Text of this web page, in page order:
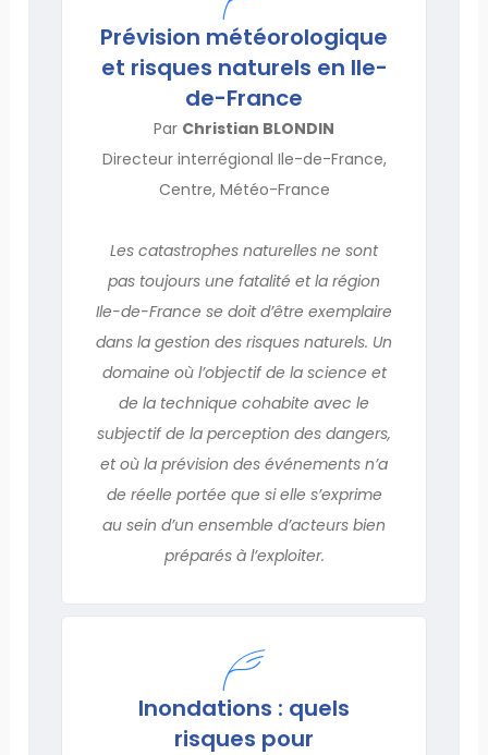
Prévision météorologique
et risques naturels en Ile-
de-France
Par Christian BLONDIN
Directeur interrégional Ile-de-France,
Centre, Météo-France
Les catastrophes naturelles ne sont
pas toujours une fatalité et la région
Ile-de-France se doit d’être exemplaire
dans la gestion des risques naturels. Un
domaine où l’objectif de la science et
de la technique cohabite avec le
subjectif de la perception des dangers,
et où la prévision des événements n’a
de réelle portée que si elle s’exprime
au sein d’un ensemble d’acteurs bien
préparés à l’exploiter.
Inondations : quels
risques pour